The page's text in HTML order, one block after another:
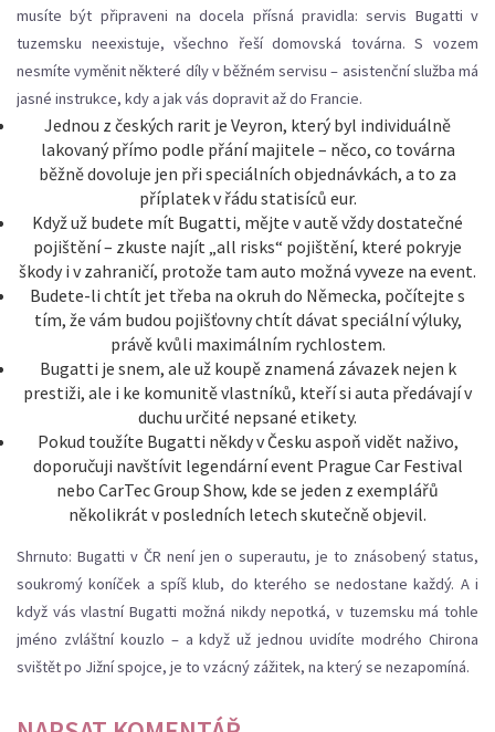
musíte být připraveni na docela přísná pravidla: servis Bugatti v
tuzemsku neexistuje, všechno řeší domovská továrna. S vozem
nesmíte vyměnit některé díly v běžném servisu – asistenční služba má
jasné instrukce, kdy a jak vás dopravit až do Francie.
Jednou z českých rarit je Veyron, který byl individuálně
lakovaný přímo podle přání majitele – něco, co továrna
běžně dovoluje jen při speciálních objednávkách, a to za
příplatek v řádu statisíců eur.
Když už budete mít Bugatti, mějte v autě vždy dostatečné
pojištění – zkuste najít „all risks“ pojištění, které pokryje
škody i v zahraničí, protože tam auto možná vyveze na event.
Budete-li chtít jet třeba na okruh do Německa, počítejte s
tím, že vám budou pojišťovny chtít dávat speciální výluky,
právě kvůli maximálním rychlostem.
Bugatti je snem, ale už koupě znamená závazek nejen k
prestiži, ale i ke komunitě vlastníků, kteří si auta předávají v
duchu určité nepsané etikety.
Pokud toužíte Bugatti někdy v Česku aspoň vidět naživo,
doporučuji navštívit legendární event Prague Car Festival
nebo CarTec Group Show, kde se jeden z exemplářů
několikrát v posledních letech skutečně objevil.
Shrnuto: Bugatti v ČR není jen o superautu, je to znásobený status,
soukromý koníček a spíš klub, do kterého se nedostane každý. A i
když vás vlastní Bugatti možná nikdy nepotká, v tuzemsku má tohle
jméno zvláštní kouzlo – a když už jednou uvidíte modrého Chirona
svištět po Jižní spojce, je to vzácný zážitek, na který se nezapomíná.